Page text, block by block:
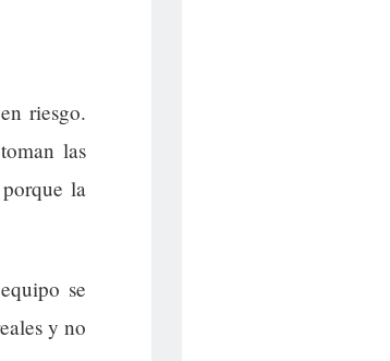
riesgo.
las
la
se
y no